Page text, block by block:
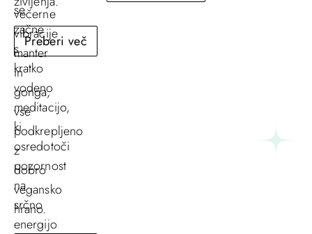
Preberi več
večerne
vibracije
manter
in
gonga,
vse
podkrepljeno
z
dobro
vegansko
hrano.
se
začne
s
kratko
vodeno
meditacijo,
ki
osredotoči
pozornost
na
srčno
energijo